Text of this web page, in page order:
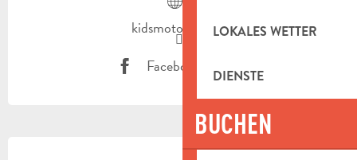
LOKALES WETTER
DIENSTE
BUCHEN
kidsmotorpark.fr
Facebook Seite